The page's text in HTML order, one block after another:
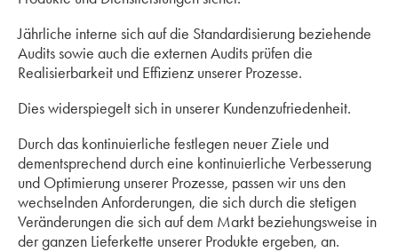
Jährliche interne sich auf die Standardisierung beziehende
Audits sowie auch die externen Audits prüfen die
Realisierbarkeit und Effizienz unserer Prozesse.
Dies widerspiegelt sich in unserer Kundenzufriedenheit.
Durch das kontinuierliche festlegen neuer Ziele und
dementsprechend durch eine kontinuierliche Verbesserung
und Optimierung unserer Prozesse, passen wir uns den
wechselnden Anforderungen, die sich durch die stetigen
Veränderungen die sich auf dem Markt beziehungsweise in
der ganzen Lieferkette unserer Produkte ergeben, an.